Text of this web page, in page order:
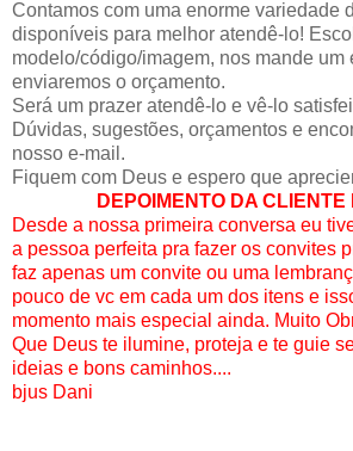
Contamos com uma enorme variedade
disponíveis para melhor atendê-lo!
modelo/código/imagem, nos mande um
enviaremos o orçamento.
Será um prazer atendê-lo e vê-lo
Dúvidas, sugestões, orçamentos e
nosso e-mail.
Fiquem com Deus e espero que
DEPOIMENTO DA
Desde a nossa primeira conversa eu
a pessoa perfeita pra fazer os convites
faz apenas um convite ou uma
pouco de vc em cada um dos itens e
momento mais especial ainda. Muito
Que Deus te ilumine, proteja e te guie
ideias e bons caminhos....
bjus Dani